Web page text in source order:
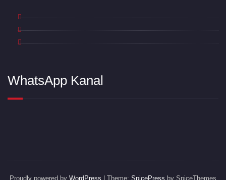
WhatsApp Kanal
Proudly powered by WordPress | Theme: SpicePress by SpiceThemes